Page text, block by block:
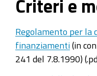
Criteri e
Regolamento per la
finanziamenti (in
241 del 7.8.1990)